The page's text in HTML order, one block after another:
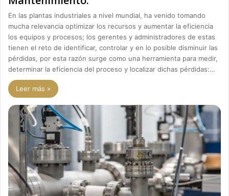
En las plantas industriales a nivel mundial, ha venido tomando
mucha relevancia optimizar los recursos y aumentar la eficiencia
los equipos y procesos; los gerentes y administradores de estas
tienen el reto de identificar, controlar y en lo posible disminuir las
pérdidas, por esta razón surge como una herramienta para medir,
determinar la eficiencia del proceso y localizar dichas pérdidas:…
Leer más »